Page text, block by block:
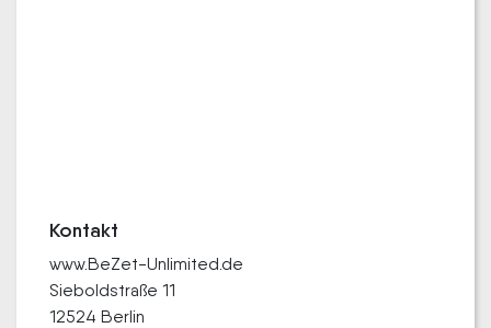
Kontakt
www.BeZet-Unlimited.de
Sieboldstraße 11
12524 Berlin